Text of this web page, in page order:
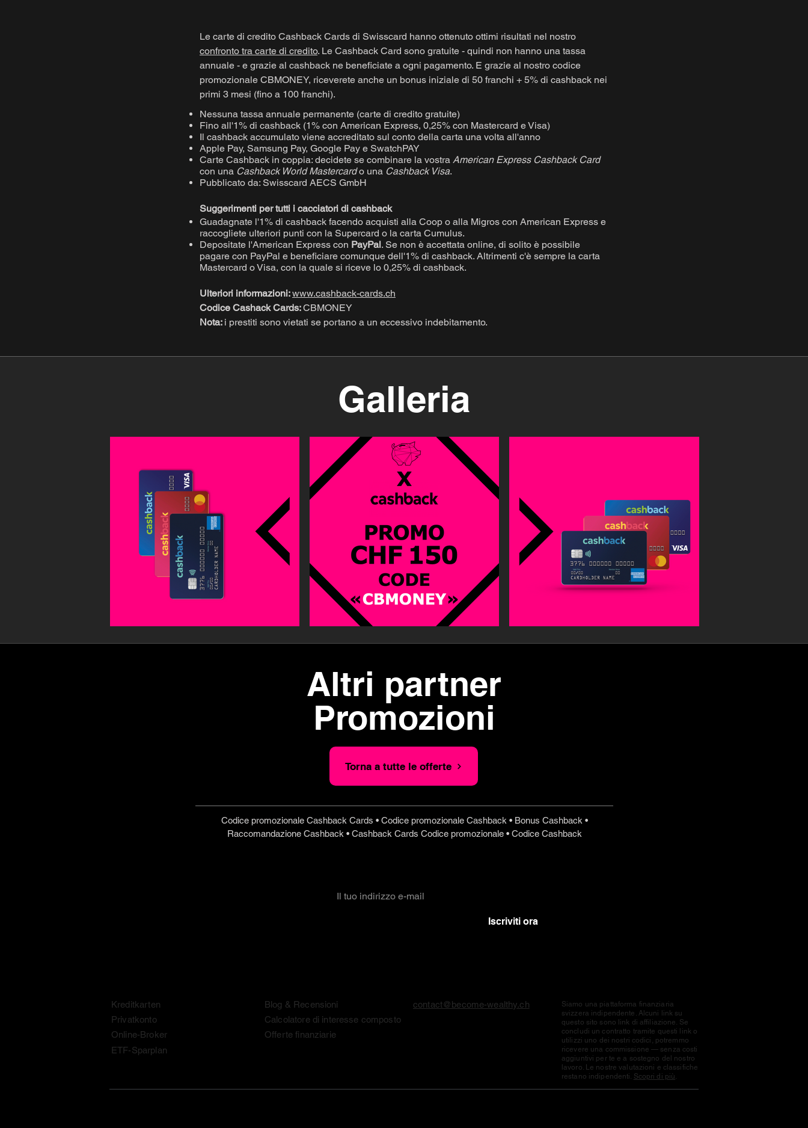
Le carte di credito Cashback Cards di Swisscard hanno ottenuto ottimi risultati nel nostro
confronto tra carte di credito. Le Cashback Card sono gratuite - quindi non hanno una tassa
annuale - e grazie al cashback ne beneficiate a ogni pagamento. E grazie al nostro codice
promozionale CBMONEY, riceverete anche un bonus iniziale di 50 franchi + 5% di cashback nei
primi 3 mesi (fino a 100 franchi).
Nessuna tassa annuale permanente (carte di credito gratuite)
Fino all'1% di cashback (1% con American Express, 0,25% con Mastercard e Visa)
Il cashback accumulato viene accreditato sul conto della carta una volta all'anno
Apple Pay, Samsung Pay, Google Pay e SwatchPAY
Carte Cashback in coppia: decidete se combinare la vostra American Express Cashback Card
con una Cashback World Mastercardo una Cashback Visa.
Pubblicato da: Swisscard AECS GmbH
Suggerimenti per tutti i cacciatori di cashback
Guadagnate l'1% di cashback facendo acquisti alla Coop o alla Migros con American Express e
raccogliete ulteriori punti con la Supercard o la carta Cumulus.
Depositate l'American Express con PayPal. Se non è accettata online, di solito è possibile
pagare con PayPal e beneficiare comunque dell'1% di cashback. Altrimenti c'è sempre la carta
Mastercard o Visa, con la quale si riceve lo 0,25% di cashback.
Ulteriori informazioni:www.cashback-cards.ch
Codice Cashack Cards:CBMONEY
Nota: i prestiti sono vietati se portano a un eccessivo indebitamento.
Galleria
Altri partner
Promozioni
Torna a tutte le offerte
Codice promozionale Cashback Cards • Codice promozionale Cashback • Bonus Cashback •
Raccomandazione Cashback • Cashback Cards Codice promozionale • Codice Cashback
Kreditkarten
Privatkonto
Online-Broker
ETF-Sparplan
Iscriviti ora
Blog & Recensioni
Calcolatore di interesse composto
Offerte finanziarie
contact@become-wealthy.ch
Siamo una piattaforma finanziaria
svizzera indipendente. Alcuni link su
questo sito sono link di affiliazione. Se
concludi un contratto tramite questi link o
utilizzi uno dei nostri codici, potremmo
ricevere una commissione — senza costi
aggiuntivi per te e a sostegno del nostro
lavoro. Le nostre valutazioni e classifiche
restano indipendenti. Scopri di più.